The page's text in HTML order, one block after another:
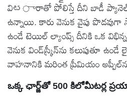
విಟారాతో పోలిస్తే దీని బాడీ ప్యానెల్స్
ఉన్నాయి. కారు వెనుక వైపు పొడవుగా
ఉండే టెయిల్ ల్యాంప్స్ దీనికి ఒక
వెనుక విండ్‌స్క్రీన్‌ను కలుపుతూ
వాహనానికి మరింత ప్రీమియం
ఒక్క ఛార్జ్‌తో 500 కిలోమీటర్ల